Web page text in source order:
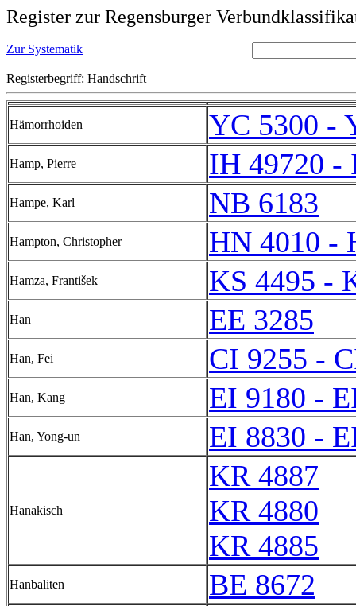
Register zur Regensburger
Zur Systematik
Registerbegriff: Handschrift
Hämorrhoiden YC 5300 -
Hamp, Pierre IH 49720 -
Hampe, Karl NB 6183
Hampton, Christopher HN 4010 -
Hamza, František KS 4495 -
Han EE 3285
Han, Fei CI 9255 -
Han, Kang EI 9180 -
Han, Yong-un EI 8830 -
Hanakisch
KR 4887
KR 4880
KR 4885
Hanbaliten BE 8672